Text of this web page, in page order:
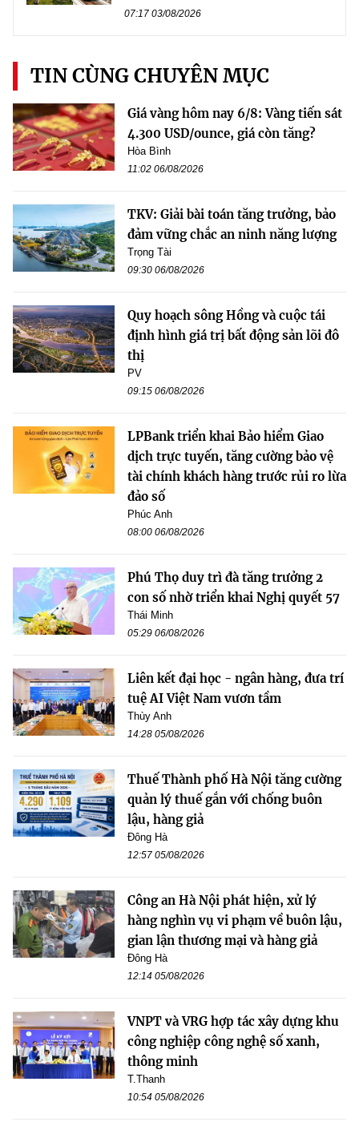
07:17 03/08/2026
TIN CÙNG CHUYÊN MỤC
Giá vàng hôm nay 6/8: Vàng tiến sát
4.300 USD/ounce, giá còn tăng?
Hòa Bình
11:02 06/08/2026
TKV: Giải bài toán tăng trưởng, bảo
đảm vững chắc an ninh năng lượng
Trọng Tài
09:30 06/08/2026
Quy hoạch sông Hồng và cuộc tái
định hình giá trị bất động sản lõi đô
thị
PV
09:15 06/08/2026
LPBank triển khai Bảo hiểm Giao
dịch trực tuyến, tăng cường bảo vệ
tài chính khách hàng trước rủi ro lừa
đảo số
Phúc Anh
08:00 06/08/2026
Phú Thọ duy trì đà tăng trưởng 2
con số nhờ triển khai Nghị quyết 57
Thái Minh
05:29 06/08/2026
Liên kết đại học - ngân hàng, đưa trí
tuệ AI Việt Nam vươn tầm
Thùy Anh
14:28 05/08/2026
Thuế Thành phố Hà Nội tăng cường
quản lý thuế gắn với chống buôn
lậu, hàng giả
Đông Hà
12:57 05/08/2026
Công an Hà Nội phát hiện, xử lý
hàng nghìn vụ vi phạm về buôn lậu,
gian lận thương mại và hàng giả
Đông Hà
12:14 05/08/2026
VNPT và VRG hợp tác xây dựng khu
công nghiệp công nghệ số xanh,
thông minh
T.Thanh
10:54 05/08/2026